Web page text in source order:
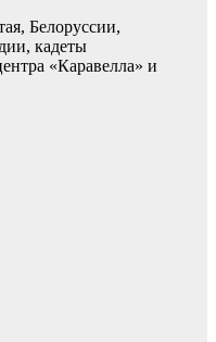
Белоруссии,
кадеты
«Каравелла» и